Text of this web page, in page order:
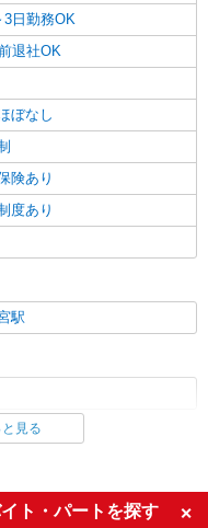
ションで生活ケア/見守
円 ＜日払い有/週払い有/交
含む)＞
ノ宮
詳細を見る
業ナシ！お迎えに間に
円 ＜日払い有/週払い有/交
含む)＞
詳細を見る
る！」中野新橋駅そばで
3日勤務OK
退社OK
ぼなし
険あり
度あり
駅
す
定派遣
見る
ト・パートを探す